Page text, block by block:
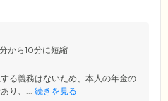
ムは24時間体制で管理。体調不良やお
から10分に短縮
る義務はないため、本人の年金の
り、... 続きを見る